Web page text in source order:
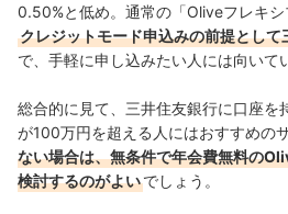
0.50%と低め。通常の「Oliveフレキ
クレジットモード申込みの前提とし
で、手軽に申し込みたい人には向いて
総合的に見て、三井住友銀行に口座を
が100万円を超える人にはおすすめのサ
ない場合は、無条件で年会費無料の
検討するのがよいでしょう。